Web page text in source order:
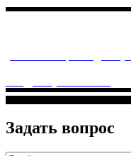
Задать вопрос